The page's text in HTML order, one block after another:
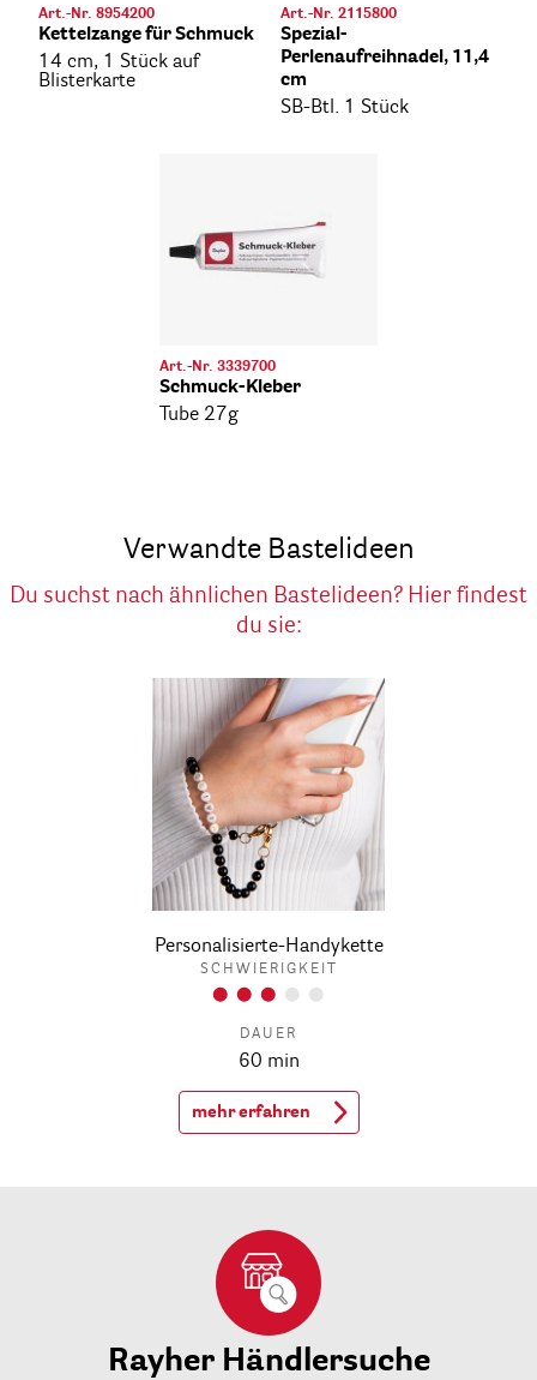
Art.-Nr. 8954200
Kettelzange für Schmuck
14 cm, 1 Stück auf
Blisterkarte
Art.-Nr. 2115800
Spezial-
Perlenaufreihnadel, 11,4
cm
SB-Btl. 1 Stück
Art.-Nr. 3339700
Schmuck-Kleber
Tube 27g
Verwandte Bastelideen
Du suchst nach ähnlichen Bastelideen? Hier findest
du sie:
Personalisierte-Handykette
SCHWIERIGKEIT
DAUER
60 min
mehr erfahren
Rayher Händlersuche